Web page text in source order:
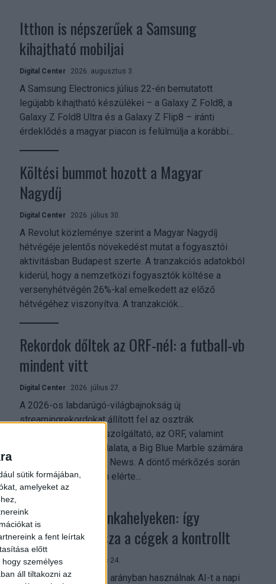
sütik formájában,
amelyeket az
is
a fent leírtak
előtt
személyes
áll tiltakozni az
Itthon is népszerűek a Samsung
kihajtható mobiljai
Digital Center 2026. augusztus 3.
A Samsung Electronics július 22-én bemutatott
legújabb kihajtható készülékei – a Galaxy Z Fold8, a
Galaxy Z Fold8 Ultra és a Galaxy Z Flip8 – iránti
érdeklődés a magyar piacon is felülmúlja a korábbi...
Költési bummot hozott a Magyar
Nagydíj
Digital Center 2026. július 30.
A Revolut közleménye szerint a Magyar Nagydíj
hétvégéje jelentős növekedést mutat a fogyasztói
aktivitásban Budapest szerte. A tranzakciós adatokból
kiderül, hogy a nemzetközi fogyasztók költése a
versenyhétvégén 26%-kal emelkedett az előző
hétvégéhez viszonyítva. A tranzakciók...
Rekordok dőltek az ORF-nél: a futball-vb
mindent vitt
Digital Center 2026. július 27.
A 2026-os labdarúgó-világbajnokság új
streamingrekordokat állított fel az osztrák
közszolgálati műsorszolgáltató, az ORF, valamint
technológiai leányvállalata, a Big Blue Marble számára
– írja a Broadband TV News. A döntő mérkőzés során
az átlagos nézőszám elérte...
Shadow AI a munkahelyeken: így
szerezhetik vissza a cégek a kontrollt
Digital Center 2026. július 24.
A munkavállalók nagy arányban használnak AI-t a napi